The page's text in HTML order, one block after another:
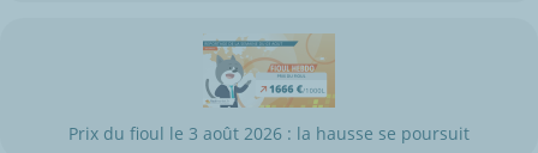
Prix du fioul le 3 août 2026 : la hausse se poursuit